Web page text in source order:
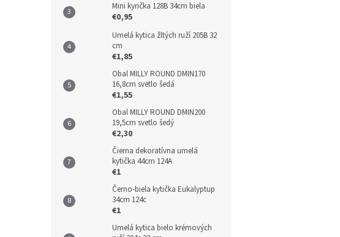
Mini kyrička 128B 34cm biela
€0,95
Umelá kytica žltých ruží 205B 32
cm
€1,85
Obal MILLY ROUND DMIN170
16,8cm svetlo šedá
€1,55
Obal MILLY ROUND DMIN200
19,5cm svetlo šedý
€2,30
Čierna dekoratívna umelá
kytička 44cm 124A
€1
Černo-biela kytička Eukalyptup
34cm 124c
€1
Umelá kytica bielo krémových